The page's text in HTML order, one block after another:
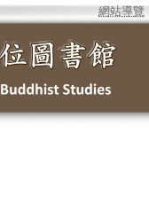
網站導覽